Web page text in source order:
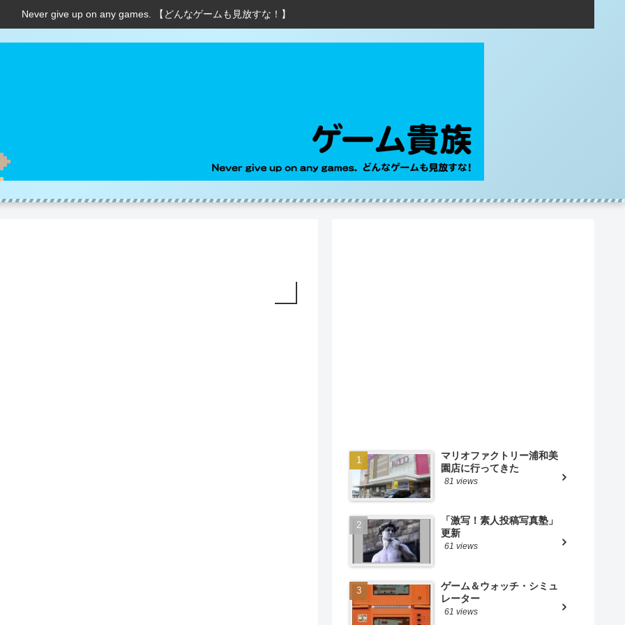
Never give up on any games. 【どんなゲームも見放すな！】
マリオファクトリー浦和美
園店に行ってきた
81 views
「激写！素人投稿写真塾」
更新
61 views
ゲーム＆ウォッチ・シミュ
レーター
61 views